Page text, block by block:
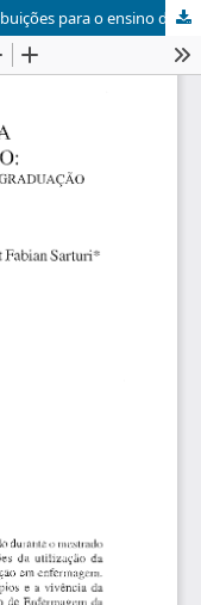
Metodologia da problemetização: contribuições para o ensino de graduação em Enfermagem